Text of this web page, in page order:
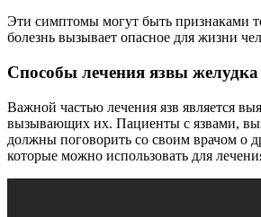
Эти симптомы могут быть признаками
болезнь вызывает опасное для жизни
Способы лечения язвы желудка
Важной частью лечения язв является
вызывающих их. Пациенты с язвами,
должны поговорить со своим врачом о
которые можно использовать для